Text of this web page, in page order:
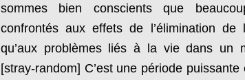
sommes bien conscients que
confrontés aux effets de l’élimination
qu’aux problèmes liés à la vie dans un
[stray-random] C’est une période